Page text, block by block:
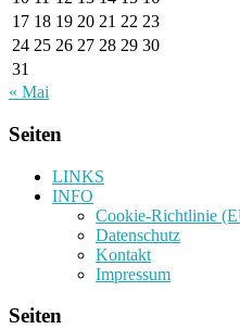
17 18 19 20 21 22 23
24 25 26 27 28 29 30
31
« Mai
Seiten
LINKS
INFO
Cookie-Richtlinie
Datenschutz
Kontakt
Impressum
Seiten